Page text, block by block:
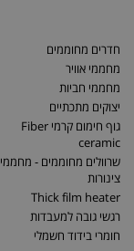
חדרים מחוממים
מחממי אוויר
מחממי חביות
יצוקים מתכתיים
גוף חימום קרמי Fiber
ceramic
שרוולים מחוממים - מחממי
צינורות
Thick film heater
רגשי גובה למעבדות
חומרי בידוד חשמלי